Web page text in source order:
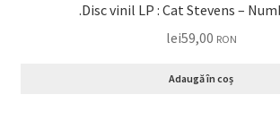
lei59,00 RON
Adaugă în coș